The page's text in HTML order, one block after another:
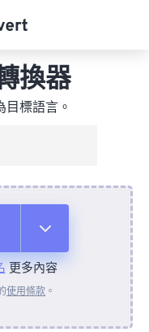
換器
標語言。
更多內容
使用條款 。